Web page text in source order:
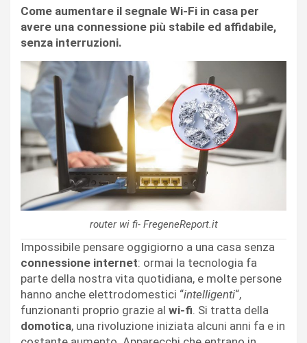
Come aumentare il segnale Wi-Fi in casa per
avere una connessione più stabile ed affidabile,
senza interruzioni.
router wi fi- FregeneReport.it
Impossibile pensare oggigiorno a una casa senza
connessione internet: ormai la tecnologia fa
parte della nostra vita quotidiana, e molte persone
hanno anche elettrodomestici “intelligenti“,
funzionanti proprio grazie al wi-fi. Si tratta della
domotica, una rivoluzione iniziata alcuni anni fa e in